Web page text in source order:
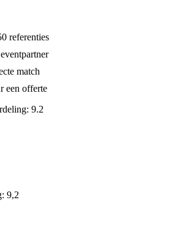
referenties
match
een offerte
: 9.2
9,2